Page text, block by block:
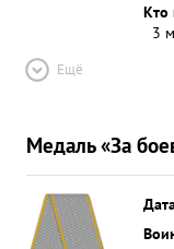
Кто
3
Ещё
Медаль «За